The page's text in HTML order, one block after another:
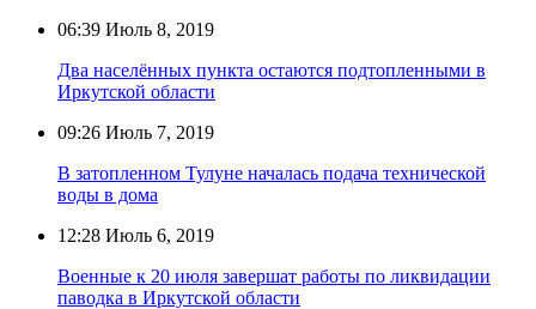
06:39 Июль 8, 2019
Два населённых пункта остаются подтопленными в
Иркутской области
09:26 Июль 7, 2019
В затопленном Тулуне началась подача технической
воды в дома
12:28 Июль 6, 2019
Военные к 20 июля завершат работы по ликвидации
паводка в Иркутской области